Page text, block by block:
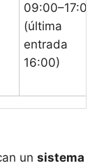
09:00–17:00
(última
entrada
16:00)
un sistema